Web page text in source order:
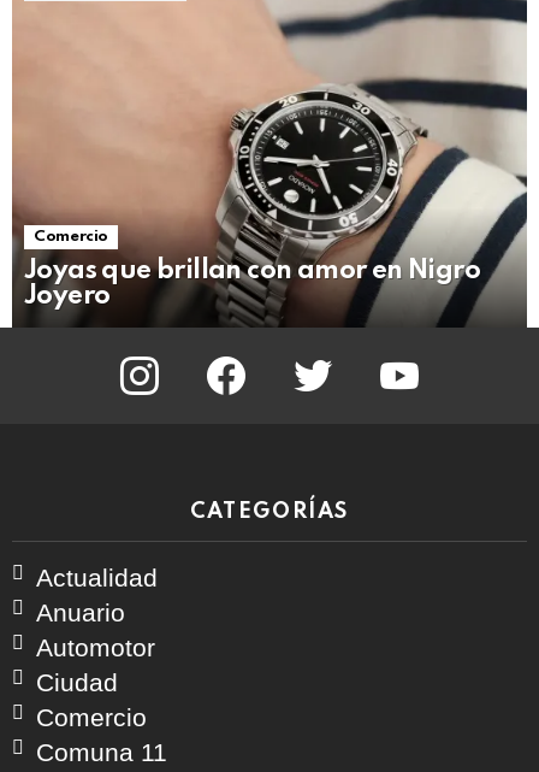
Comercio
Joyas que brillan con amor en Nigro
Joyero
instagram facebook twitter youtube
CATEGORÍAS
Actualidad
Anuario
Automotor
Ciudad
Comercio
Comuna 11